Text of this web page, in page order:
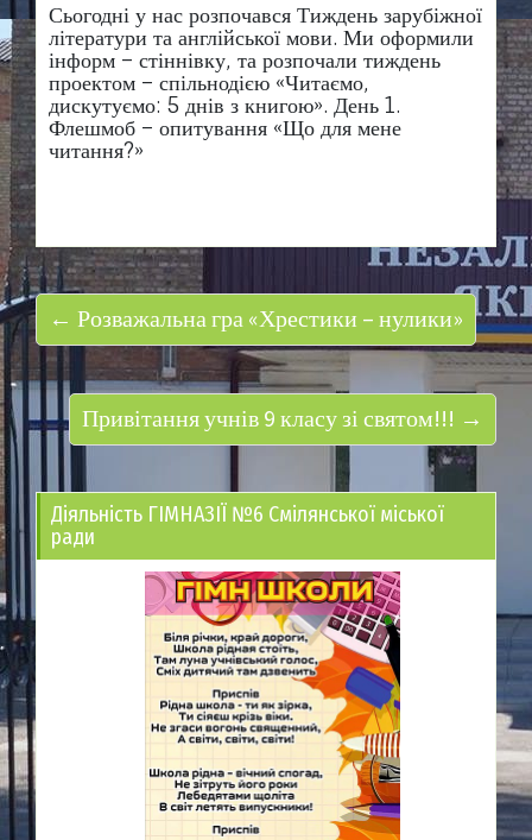
Сьогодні у нас розпочався Тиждень зарубіжної
літератури та англійської мови. Ми оформили
інформ – стіннівку, та розпочали тиждень
проектом – спільнодією «Читаємо,
дискутуємо: 5 днів з книгою». День 1.
Флешмоб – опитування «Що для мене
читання?»
← Розважальна гра «Хрестики – нулики»
Привітання учнів 9 класу зі святом!!! →
Діяльність ГІМНАЗІЇ №6 Смілянської міської
ради